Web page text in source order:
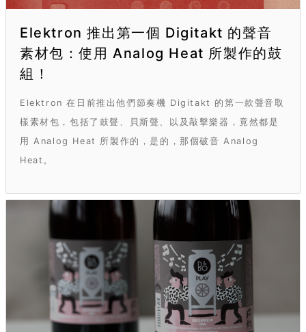
Elektron 推出第一個 Digitakt 的聲音
素材包：使用 Analog Heat 所製作的鼓
組！
Elektron 在日前推出他們節奏機 Digitakt 的第一款聲音取
樣素材包，包括了鼓聲、貝斯聲、以及敲擊樂器，竟然都是
用 Analog Heat 所製作的，是的，那個破音 Analog
Heat。